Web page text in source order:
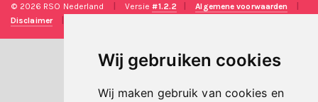
Wij gebruiken cookies
Wij maken gebruik van cookies en
© 2026 RSO Nederland Versie#1.2.2 Algemene voorwaarden
Disclaimer